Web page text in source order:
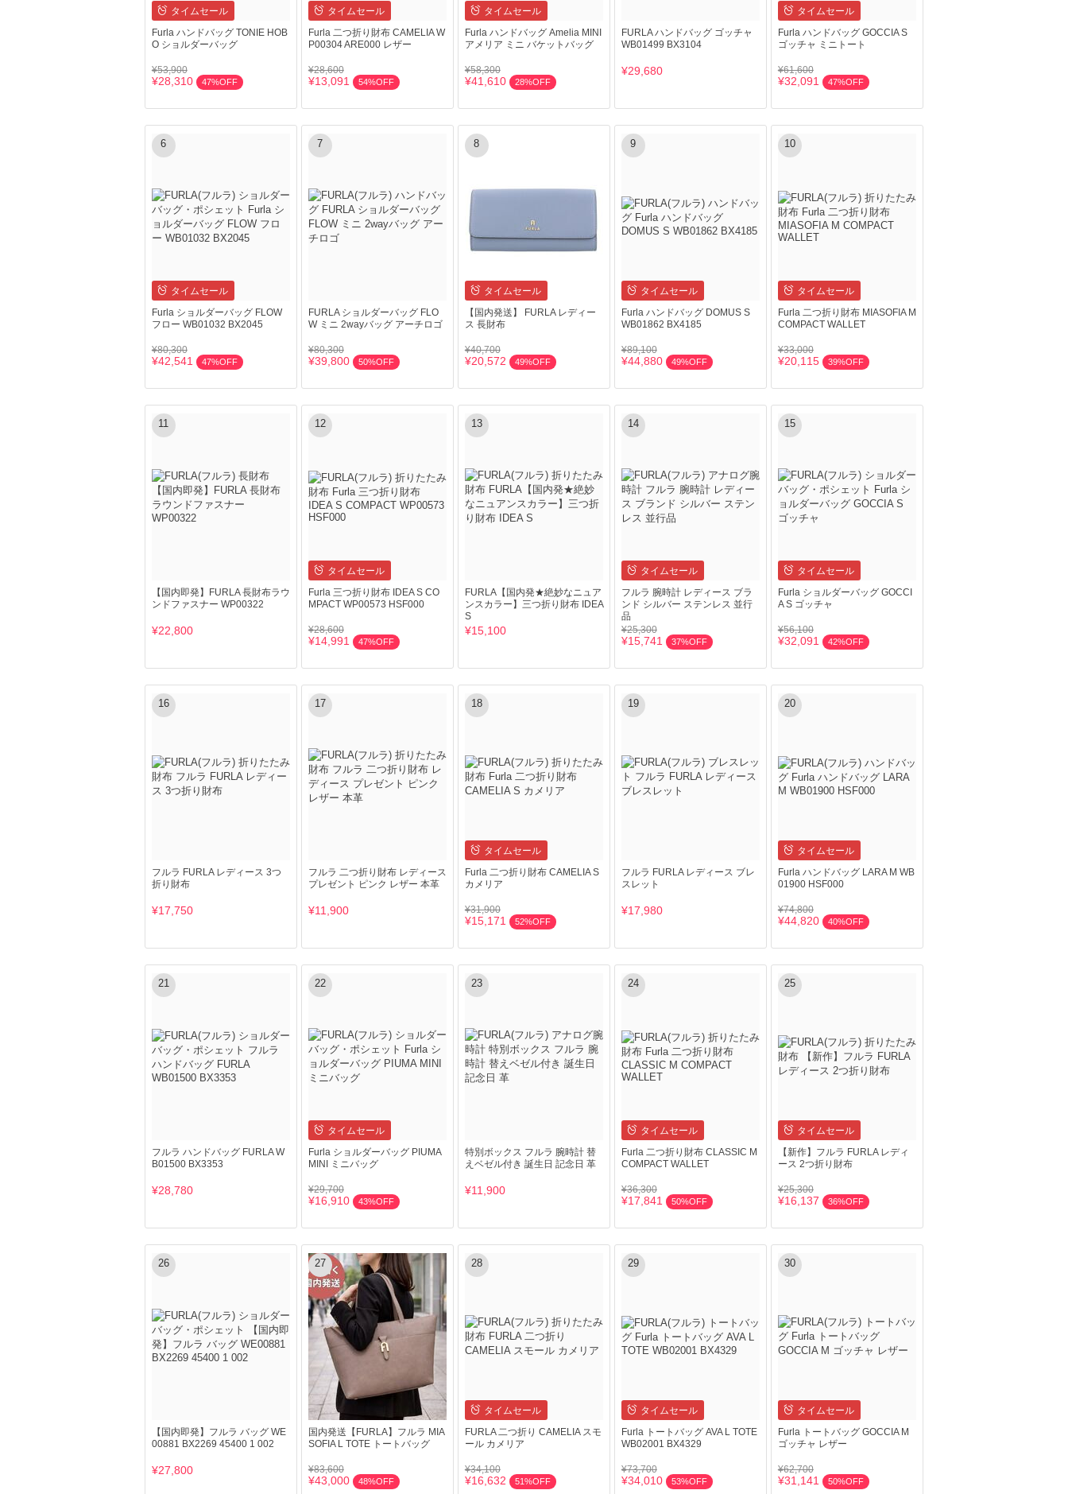
タイムセール
Furla ハンドバッグ TONIE HOB
O ショルダーバッグ
¥53,900
¥28,310 47%OFF
タイムセール
Furla 二つ折り財布 CAMELIA W
P00304 ARE000 レザー
¥28,600
¥13,091 54%OFF
タイムセール
Furla ハンドバッグ Amelia MINI
アメリア ミニ バケットバッグ
¥58,300
¥41,610 28%OFF
FURLA ハンドバッグ ゴッチャ
WB01499 BX3104
¥29,680
タイムセール
Furla ハンドバッグ GOCCIA S
ゴッチャ ミニトート
¥61,600
¥32,091 47%OFF
6
タイムセール
Furla ショルダーバッグ FLOW
フロー WB01032 BX2045
¥80,300
¥42,541 47%OFF
7
FURLA ショルダーバッグ FLO
W ミニ 2wayバッグ アーチロゴ
¥80,300
¥39,800 50%OFF
8
タイムセール
【国内発送】 FURLA レディー
ス 長財布
¥40,700
¥20,572 49%OFF
9
タイムセール
Furla ハンドバッグ DOMUS S
WB01862 BX4185
¥89,100
¥44,880 49%OFF
10
タイムセール
Furla 二つ折り財布 MIASOFIA M
COMPACT WALLET
¥33,000
¥20,115 39%OFF
11
【国内即発】FURLA 長財布ラウ
ンドファスナー WP00322
¥22,800
12
タイムセール
Furla 三つ折り財布 IDEA S CO
MPACT WP00573 HSF000
¥28,600
¥14,991 47%OFF
13
FURLA【国内発★絶妙なニュア
ンスカラー】三つ折り財布 IDEA
S
¥15,100
14
タイムセール
フルラ 腕時計 レディース ブラ
ンド シルバー ステンレス 並行
品
¥25,300
¥15,741 37%OFF
15
タイムセール
Furla ショルダーバッグ GOCCI
A S ゴッチャ
¥56,100
¥32,091 42%OFF
16
フルラ FURLA レディース 3つ
折り財布
¥17,750
17
フルラ 二つ折り財布 レディース
プレゼント ピンク レザー 本革
¥11,900
18
タイムセール
Furla 二つ折り財布 CAMELIA S
カメリア
¥31,900
¥15,171 52%OFF
19
フルラ FURLA レディース ブレ
スレット
¥17,980
20
タイムセール
Furla ハンドバッグ LARA M WB
01900 HSF000
¥74,800
¥44,820 40%OFF
21
フルラ ハンドバッグ FURLA W
B01500 BX3353
¥28,780
22
タイムセール
Furla ショルダーバッグ PIUMA
MINI ミニバッグ
¥29,700
¥16,910 43%OFF
23
特別ボックス フルラ 腕時計 替
えベゼル付き 誕生日 記念日 革
¥11,900
24
タイムセール
Furla 二つ折り財布 CLASSIC M
COMPACT WALLET
¥36,300
¥17,841 50%OFF
25
タイムセール
【新作】フルラ FURLA レディ
ース 2つ折り財布
¥25,300
¥16,137 36%OFF
26
【国内即発】フルラ バッグ WE
00881 BX2269 45400 1 002
¥27,800
27
国内発送【FURLA】フルラ MIA
SOFIA L TOTE トートバッグ
¥83,600
¥43,000 48%OFF
28
タイムセール
FURLA 二つ折り CAMELIA スモ
ール カメリア
¥34,100
¥16,632 51%OFF
29
タイムセール
Furla トートバッグ AVA L TOTE
WB02001 BX4329
¥73,700
¥34,010 53%OFF
30
タイムセール
Furla トートバッグ GOCCIA M
ゴッチャ レザー
¥62,700
¥31,141 50%OFF